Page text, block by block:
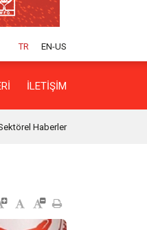
TR EN-US
İLETIŞIM
Haberler